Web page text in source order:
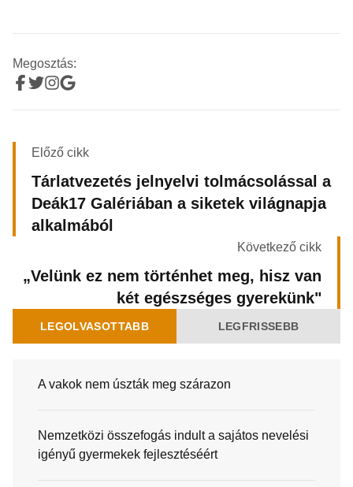
Megosztás:
Előző cikk
Tárlatvezetés jelnyelvi tolmácsolással a
Deák17 Galériában a siketek világnapja
alkalmából
Következő cikk
„Velünk ez nem történhet meg, hisz van
két egészséges gyerekünk"
LEGOLVASOTTABB LEGFRISSEBB
A vakok nem úszták meg szárazon
Nemzetközi összefogás indult a sajátos nevelési
igényű gyermekek fejlesztéséért